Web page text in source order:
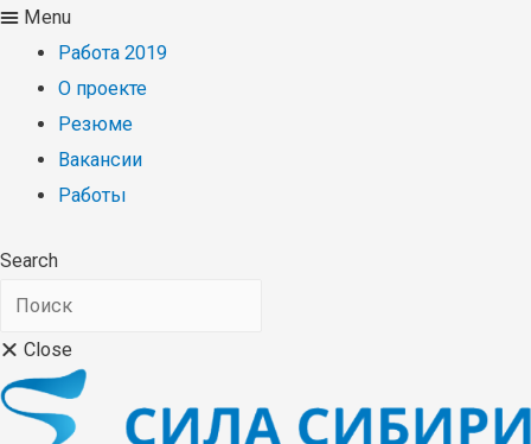
Menu
Работа 2019
О проекте
Резюме
Вакансии
Работы
Search
Close